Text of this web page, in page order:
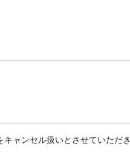
キャンセル扱いとさせていただ